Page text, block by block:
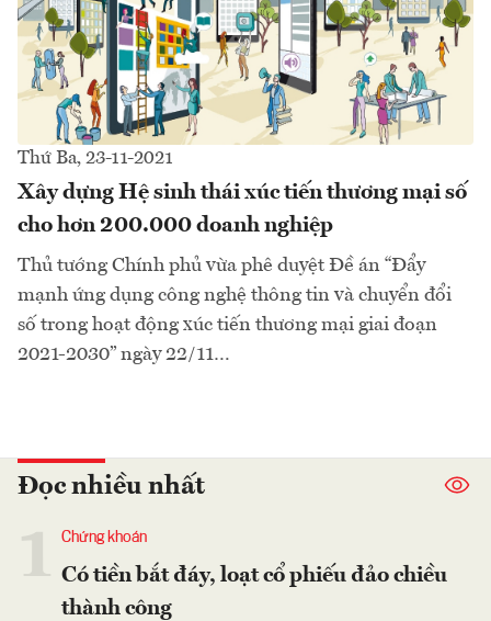
Thứ Ba, 23-11-2021
Xây dựng Hệ sinh thái xúc tiến thương mại số
cho hơn 200.000 doanh nghiệp
Thủ tướng Chính phủ vừa phê duyệt Đề án “Đẩy
mạnh ứng dụng công nghệ thông tin và chuyển đổi
số trong hoạt động xúc tiến thương mại giai đoạn
2021-2030” ngày 22/11…
Đọc nhiều nhất
Chứng khoán
Có tiền bắt đáy, loạt cổ phiếu đảo chiều
thành công